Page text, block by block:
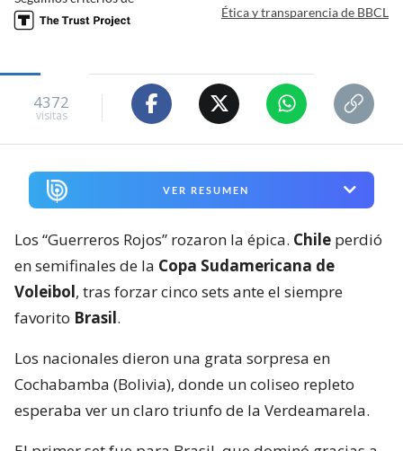
Ética y transparencia de BBCL
4372
visitas
VER RESUMEN
Los “Guerreros Rojos” rozaron la épica. Chile perdió
en semifinales de la Copa Sudamericana de
Voleibol, tras forzar cinco sets ante el siempre
favorito Brasil.
Los nacionales dieron una grata sorpresa en
Cochabamba (Bolivia), donde un coliseo repleto
esperaba ver un claro triunfo de la Verdeamarela.